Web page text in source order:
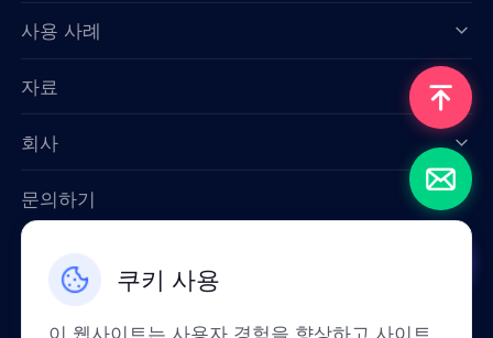
쿠키 사용
이 웹사이트는 사용자 경험을 향상하고 사이트
사용 사례
자료
회사
문의하기
한국인